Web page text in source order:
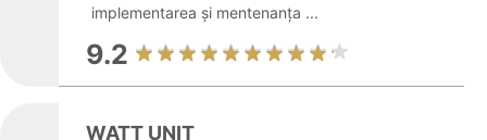
implementarea și mentenanța ...
9.2
WATT UNIT